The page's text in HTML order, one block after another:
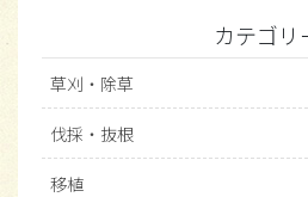
カテゴリ
草刈・除草
伐採・抜根
移植